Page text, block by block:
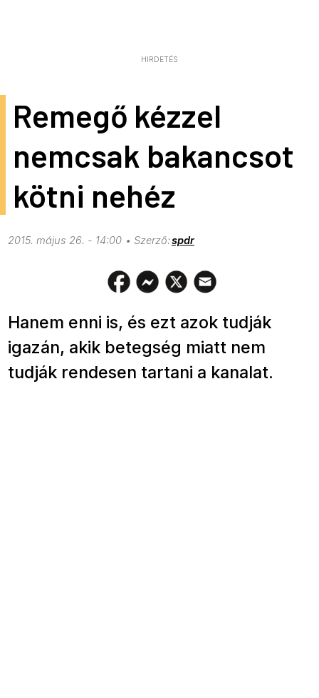
HIRDETÉS
Remegő kézzel
nemcsak bakancsot
kötni nehéz
2015. május 26. - 14:00 spdr
Hanem enni is, és ezt azok tudják
igazán, akik betegség miatt nem
tudják rendesen tartani a kanalat.